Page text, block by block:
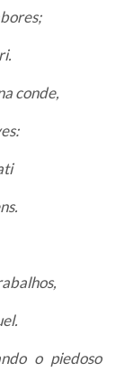
conde,
o piedoso